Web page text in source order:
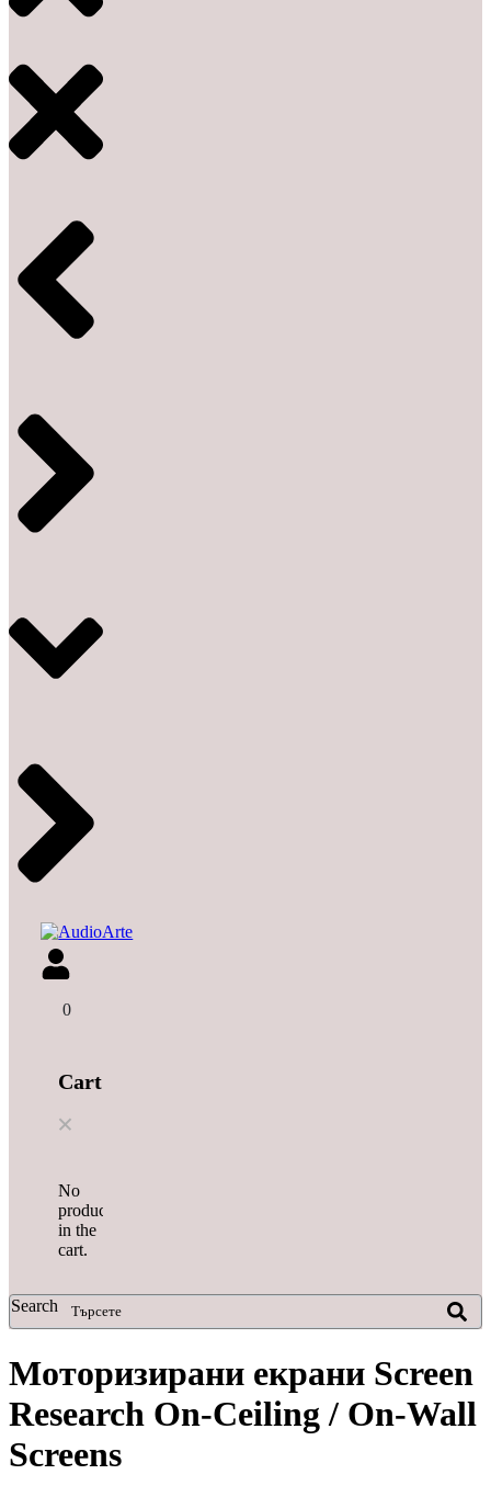
0
Cart
No
products
in the
cart.
Search
Моторизирани екрани Screen
Research On-Ceiling / On-Wall
Screens